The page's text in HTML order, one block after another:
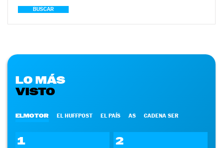
BUSCAR
LO MÁS
VISTO
ELMOTOR EL HUFFPOST EL PAÍS AS CADENA SER
1 2